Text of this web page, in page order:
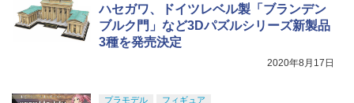
ハセガワ、ドイツレベル製「ブランデン
ブルク門」など3Dパズルシリーズ新製品
3種を発売決定
2020年8月17日
プラモデル フィギュア